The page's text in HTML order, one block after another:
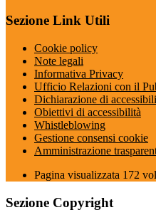
Sezione Link Utili
Cookie policy
Note legali
Informativa Privacy
Ufficio Relazioni con il
Dichiarazione di
Obiettivi di accessibilità
Whistleblowing
Gestione consensi cookie
Amministrazione
Pagina visualizzata 172
Sezione Copyright